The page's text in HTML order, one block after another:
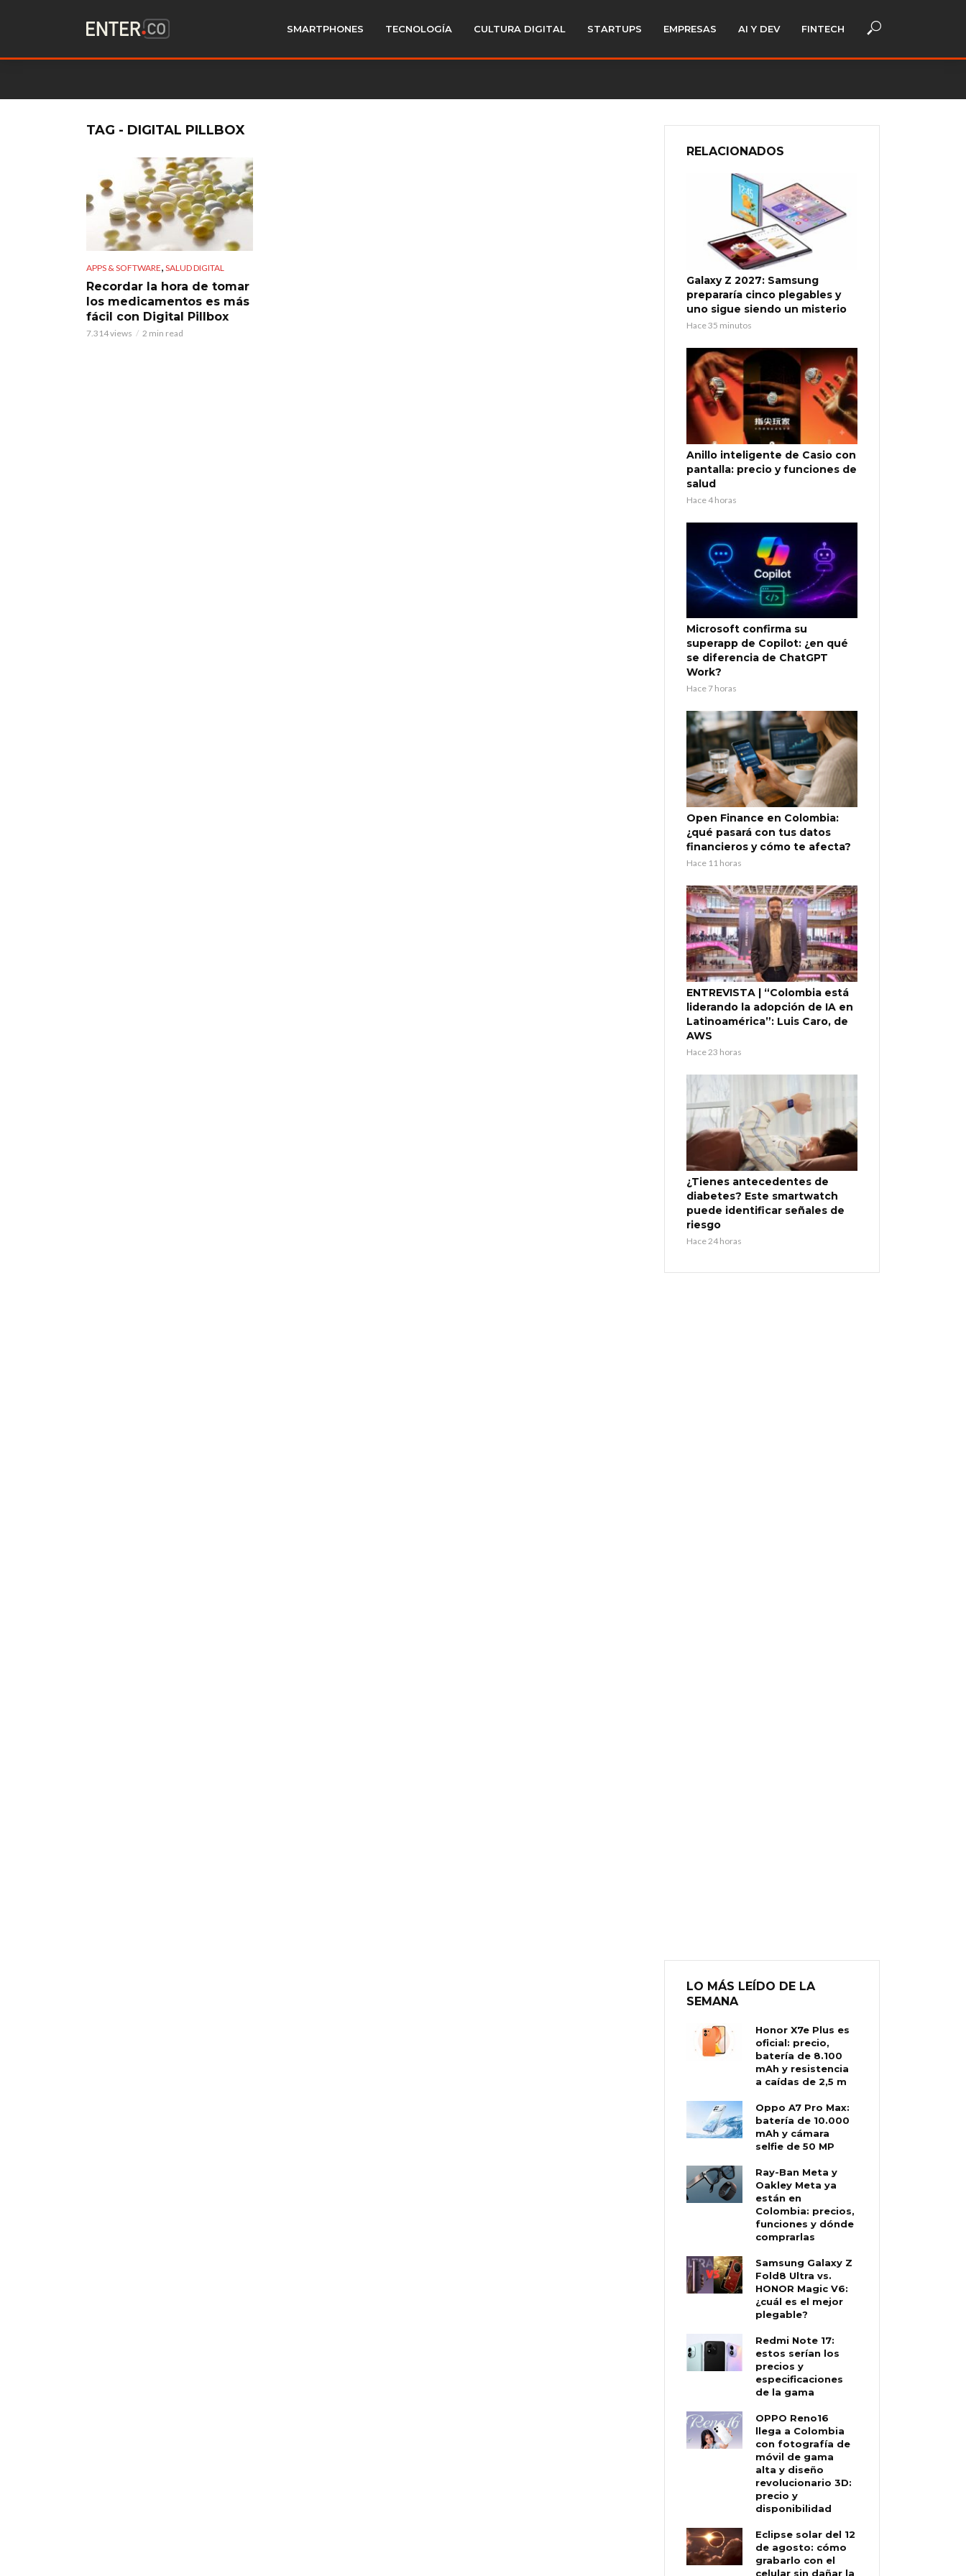
SMARTPHONES TECNOLOGÍA CULTURA DIGITAL STARTUPS EMPRESAS AI Y DEV FINTECH
TAG - DIGITAL PILLBOX
APPS & SOFTWARE, SALUD DIGITAL
Recordar la hora de tomar
los medicamentos es más
fácil con Digital Pillbox
7.314 views 2 min read
RELACIONADOS
Galaxy Z 2027: Samsung
prepararía cinco plegables y
uno sigue siendo un misterio
Hace 35 minutos
Anillo inteligente de Casio con
pantalla: precio y funciones de
salud
Hace 4 horas
Microsoft confirma su
superapp de Copilot: ¿en qué
se diferencia de ChatGPT
Work?
Hace 7 horas
Open Finance en Colombia:
¿qué pasará con tus datos
financieros y cómo te afecta?
Hace 11 horas
ENTREVISTA | “Colombia está
liderando la adopción de IA en
Latinoamérica”: Luis Caro, de
AWS
Hace 23 horas
¿Tienes antecedentes de
diabetes? Este smartwatch
puede identificar señales de
riesgo
Hace 24 horas
LO MÁS LEÍDO DE LA
SEMANA
Honor X7e Plus es
oficial: precio,
batería de 8.100
mAh y resistencia
a caídas de 2,5 m
Oppo A7 Pro Max:
batería de 10.000
mAh y cámara
selfie de 50 MP
Ray-Ban Meta y
Oakley Meta ya
están en
Colombia: precios,
funciones y dónde
comprarlas
Samsung Galaxy Z
Fold8 Ultra vs.
HONOR Magic V6:
¿cuál es el mejor
plegable?
Redmi Note 17:
estos serían los
precios y
especificaciones
de la gama
OPPO Reno16
llega a Colombia
con fotografía de
móvil de gama
alta y diseño
revolucionario 3D:
precio y
disponibilidad
Eclipse solar del 12
de agosto: cómo
grabarlo con el
celular sin dañar la